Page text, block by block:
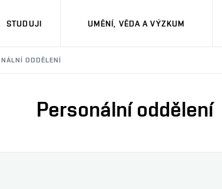
STUDUJI UMĚNÍ, VĚDA A VÝZKUM
ODDĚLENÍ
Personální oddělení